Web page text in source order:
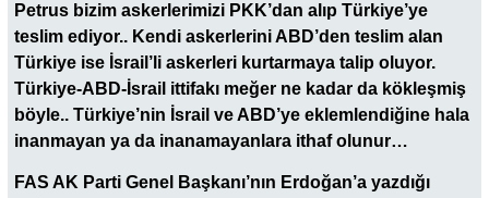
Petrus bizim askerlerimizi PKK’dan alıp Türkiye’ye
teslim ediyor.. Kendi askerlerini ABD’den teslim alan
Türkiye ise İsrail’li askerleri kurtarmaya talip oluyor.
Türkiye-ABD-İsrail ittifakı meğer ne kadar da kökleşmiş
böyle.. Türkiye’nin İsrail ve ABD’ye eklemlendiğine hala
inanmayan ya da inanamayanlara ithaf olunur…
FAS AK Parti Genel Başkanı’nın Erdoğan’a yazdığı